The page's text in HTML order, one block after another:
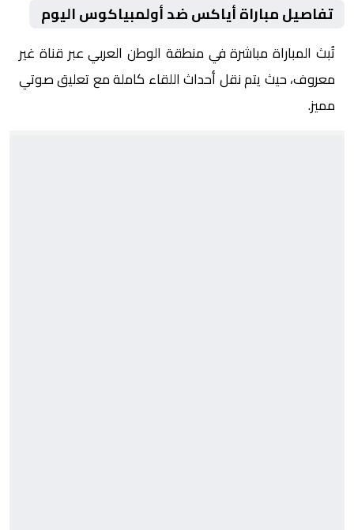
تفاصيل مباراة أياكس ضد أولمبياكوس اليوم
تُبث المباراة مباشرة في منطقة الوطن العربي عبر قناة غير
معروف، حيث يتم نقل أحداث اللقاء كاملة مع تعليق صوتي
مميز.